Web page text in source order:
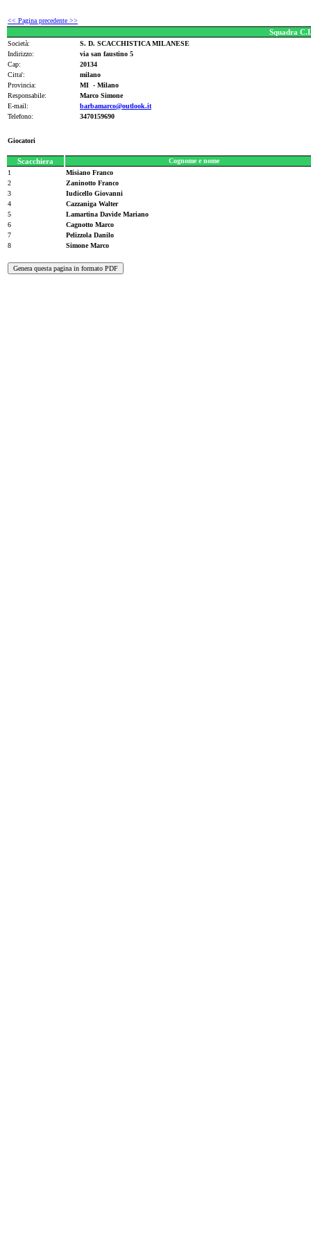
<< Pagina precedente >>
Squadra
Società:
S. D. SCACCHISTICA MILANESE
Indirizzo:
via san faustino 5
Cap:
20134
Citta':
milano
Provincia:
MI - Milano
Responsabile:
Marco Simone
E-mail:
barbamarco@outlook.it
Telefono:
3470159690
Giocatori
Scacchiera
Cognome e nome
1
Misiano Franco
2
Zaninotto Franco
3
Iudicello Giovanni
4
Cazzaniga Walter
5
Lamartina Davide Mariano
6
Cagnotto Marco
7
Pelizzola Danilo
8
Simone Marco